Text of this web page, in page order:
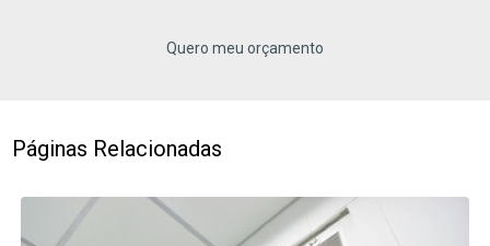
Quero meu orçamento
Páginas Relacionadas